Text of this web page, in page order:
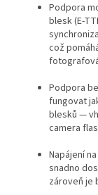
Podpora
blesk (E-
což
Podpora
fungovat
blesků —
camera
Napájení
snadno
zároveň je